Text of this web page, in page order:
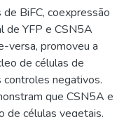
BiFC, coexpressão
de YFP e CSN5A
versa, promoveu a
de células de
controles negativos.
que CSN5A e
de células vegetais.